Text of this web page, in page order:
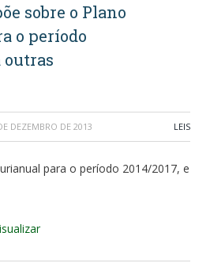
sobre o Plano
o período
outras
DEZEMBRO DE 2013 LEIS
para o período 2014/2017, e